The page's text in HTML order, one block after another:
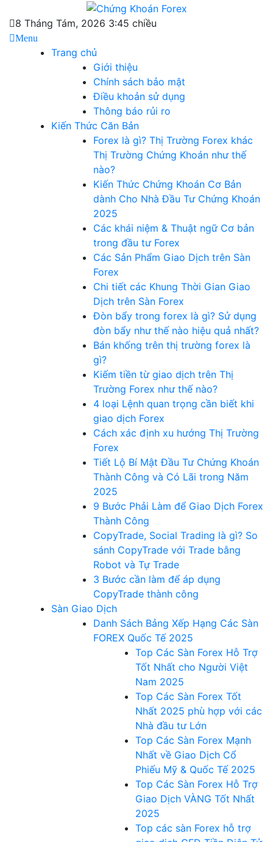
content
Chứng Khoán Forex
Blog chia sẻ về Chứng Khoán và Forex
8 Tháng Tám, 2026 3:45 chiều
Menu
Trang chủ
Giới thiệu
Chính sách bảo mật
Điều khoản sử dụng
Thông báo rủi ro
Kiến Thức Căn Bản
Forex là gì? Thị Trường Forex khác
Thị Trường Chứng Khoán như thế
nào?
Kiến Thức Chứng Khoán Cơ Bản
dành Cho Nhà Đầu Tư Chứng Khoán
2025
Các khái niệm & Thuật ngữ Cơ bản
trong đầu tư Forex
Các Sản Phẩm Giao Dịch trên Sàn
Forex
Chi tiết các Khung Thời Gian Giao
Dịch trên Sàn Forex
Đòn bẩy trong forex là gì? Sử dụng
đòn bẩy như thế nào hiệu quả nhất?
Bán khống trên thị trường forex là
gì?
Kiếm tiền từ giao dịch trên Thị
Trường Forex như thế nào?
4 loại Lệnh quan trọng cần biết khi
giao dịch Forex
Cách xác định xu hướng Thị Trường
Forex
Tiết Lộ Bí Mật Đầu Tư Chứng Khoán
Thành Công và Có Lãi trong Năm
2025
9 Bước Phải Làm để Giao Dịch Forex
Thành Công
CopyTrade, Social Trading là gì? So
sánh CopyTrade với Trade bằng
Robot và Tự Trade
3 Bước cần làm để áp dụng
CopyTrade thành công
Sàn Giao Dịch
Danh Sách Bảng Xếp Hạng Các Sàn
FOREX Quốc Tế 2025
Top Các Sàn Forex Hỗ Trợ
Tốt Nhất cho Người Việt
Nam 2025
Top Các Sàn Forex Tốt
Nhất 2025 phù hợp với các
Nhà đầu tư Lớn
Top Các Sàn Forex Mạnh
Nhất về Giao Dịch Cổ
Phiếu Mỹ & Quốc Tế 2025
Top Các Sàn Forex Hỗ Trợ
Giao Dịch VÀNG Tốt Nhất
2025
Top các sàn Forex hỗ trợ